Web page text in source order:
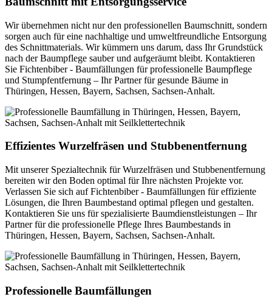
Wir übernehmen nicht nur den professionellen Baumschnitt, sondern
sorgen auch für eine nachhaltige und umweltfreundliche Entsorgung
des Schnittmaterials. Wir kümmern uns darum, dass Ihr Grundstück
nach der Baumpflege sauber und aufgeräumt bleibt. Kontaktieren
Sie Fichtenbiber - Baumfällungen für professionelle Baumpflege
und Stumpfentfernung – Ihr Partner für gesunde Bäume in
Thüringen, Hessen, Bayern, Sachsen, Sachsen-Anhalt.
Effizientes Wurzelfräsen und Stubbenentfernung
Mit unserer Spezialtechnik für Wurzelfräsen und Stubbenentfernung
bereiten wir den Boden optimal für Ihre nächsten Projekte vor.
Verlassen Sie sich auf Fichtenbiber - Baumfällungen für effiziente
Lösungen, die Ihren Baumbestand optimal pflegen und gestalten.
Kontaktieren Sie uns für spezialisierte Baumdienstleistungen – Ihr
Partner für die professionelle Pflege Ihres Baumbestands in
Thüringen, Hessen, Bayern, Sachsen, Sachsen-Anhalt.
Professionelle Baumfällungen